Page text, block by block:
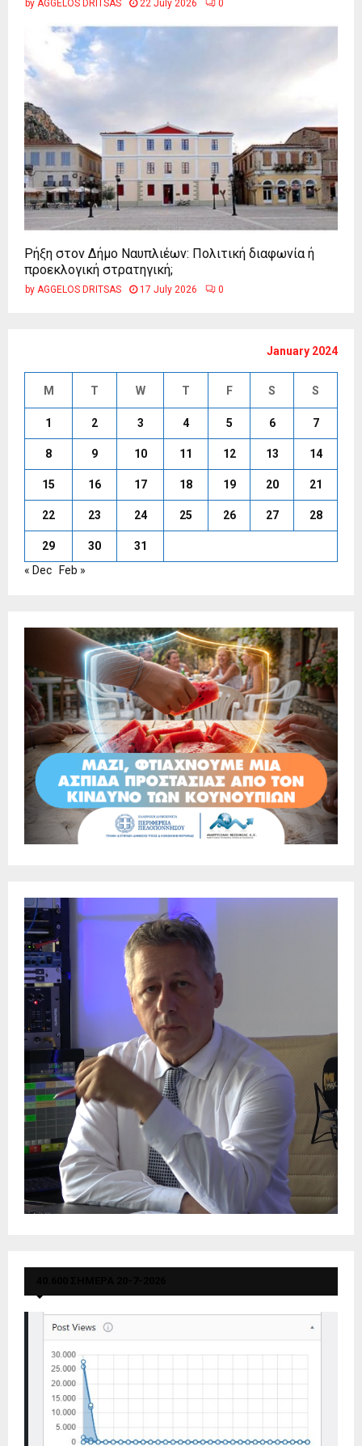
by AGGELOS DRITSAS 22 July 2026 0
Ρήξη στον Δήμο Ναυπλιέων: Πολιτική διαφωνία ή
προεκλογική στρατηγική;
by AGGELOS DRITSAS 17 July 2026 0
January 2024
M T W T F S S
1 2 3 4 5 6 7
8 9 10 11 12 13 14
15 16 17 18 19 20 21
22 23 24 25 26 27 28
29 30
31
« Dec
Feb »